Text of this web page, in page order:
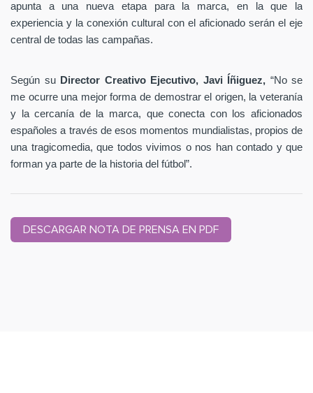
apunta a una nueva etapa para la marca, en la que la
experiencia y la conexión cultural con el aficionado serán el eje
central de todas las campañas.
Según su Director Creativo Ejecutivo, Javi Íñiguez, “No se
me ocurre una mejor forma de demostrar el origen, la veteranía
y la cercanía de la marca, que conecta con los aficionados
españoles a través de esos momentos mundialistas, propios de
una tragicomedia, que todos vivimos o nos han contado y que
forman ya parte de la historia del fútbol”.
DESCARGAR NOTA DE PRENSA EN PDF